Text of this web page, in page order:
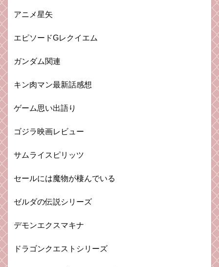
アニメ星矢
エピソードGレクイエム
ガンダム関連
キン肉マン最新話感想
ゲーム思い出語り
ゴジラ映画レビュー
サムライスピリッツ
セールには魔物が棲んでいる
ゼルダの伝説シリーズ
デモンエクスマキナ
ドラゴンクエストシリーズ